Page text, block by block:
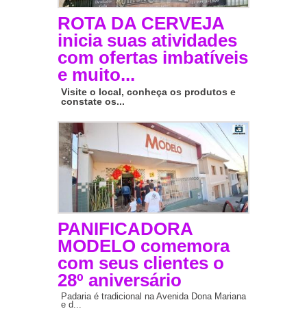
ROTA DA CERVEJA
inicia suas atividades
com ofertas imbatíveis
e muito...
Visite o local, conheça os produtos e
constate os...
PANIFICADORA
MODELO comemora
com seus clientes o
28º aniversário
Padaria é tradicional na Avenida Dona Mariana
e d...